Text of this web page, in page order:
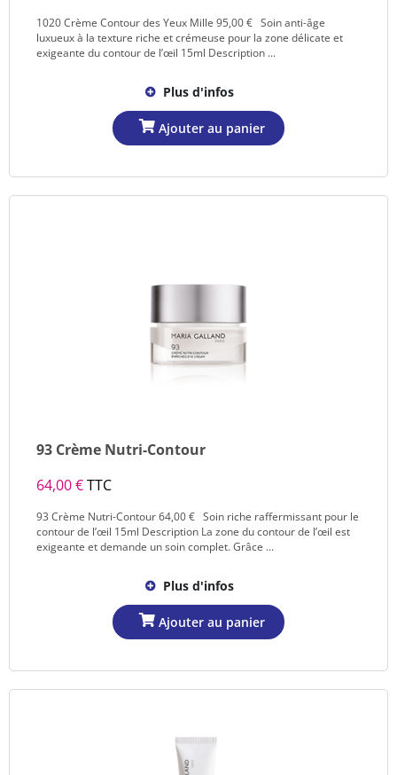
1020 Crème Contour des Yeux Mille 95,00 € Soin anti-âge
luxueux à la texture riche et crémeuse pour la zone délicate et
exigeante du contour de l’œil 15ml Description ...
Plus d'infos
93 Crème Nutri-Contour
64,00 €TTC
93 Crème Nutri-Contour 64,00 € Soin riche raffermissant pour le
contour de l’œil 15ml Description La zone du contour de l’œil est
exigeante et demande un soin complet. Grâce ...
Plus d'infos